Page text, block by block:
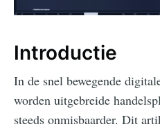
Introductie
In de snel bewegende
worden uitgebreide
steeds onmisbaarder. Dit